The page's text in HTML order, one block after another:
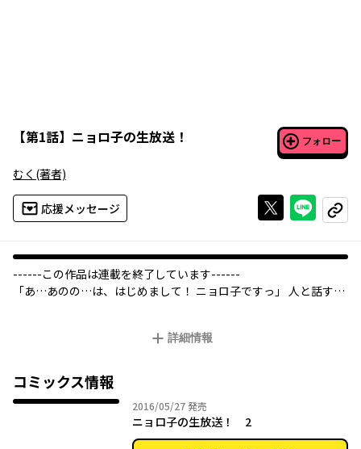
【第1話】 ニョロ子の生放送！ フォロー
むく (著者)
応援メッセージ Xで投稿する
ライン
コピー
------この作品は連載を終了しています------
「あ…あのの…は、はじめまして！ ニョロ子ですっ」 人と話すこ
詳細情報
コミックス情報
2016/05/272016年05月27日
発売
ニョロ子の生放送！ 2